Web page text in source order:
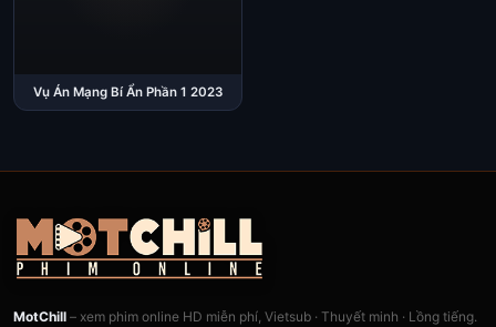
Vụ Án Mạng Bí Ẩn Phần 1 2023
MotChill – xem phim online HD miễn phí, Vietsub · Thuyết minh · Lồng tiếng.